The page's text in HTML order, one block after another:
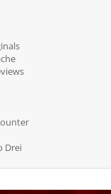
Drei